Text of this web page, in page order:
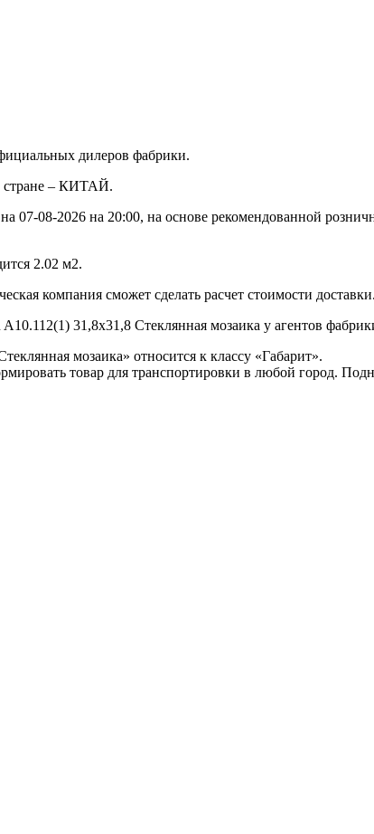
дилеров фабрики.
стране – КИТАЙ.
07-08-2026 на 20:00, на основе рекомендованной
2.02 м2.
компания сможет сделать расчет стоимости доставки.
31,8x31,8 Стеклянная мозаика у агентов
мозаика» относится к классу «Габарит».
товар для транспортировки в любой город.